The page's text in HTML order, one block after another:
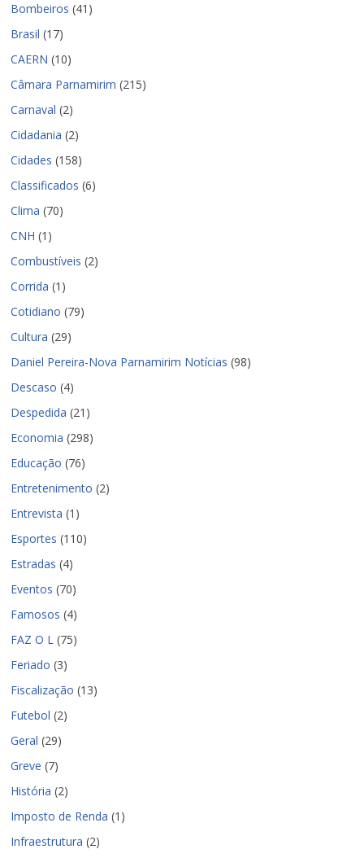
Bombeiros (41)
Brasil (17)
CAERN (10)
Câmara Parnamirim (215)
Carnaval (2)
Cidadania (2)
Cidades (158)
Classificados (6)
Clima (70)
CNH (1)
Combustíveis (2)
Corrida (1)
Cotidiano (79)
Cultura (29)
Daniel Pereira-Nova Parnamirim Notícias (98)
Descaso (4)
Despedida (21)
Economia (298)
Educação (76)
Entretenimento (2)
Entrevista (1)
Esportes (110)
Estradas (4)
Eventos (70)
Famosos (4)
FAZ O L (75)
Feriado (3)
Fiscalização (13)
Futebol (2)
Geral (29)
Greve (7)
História (2)
Imposto de Renda (1)
Infraestrutura (2)